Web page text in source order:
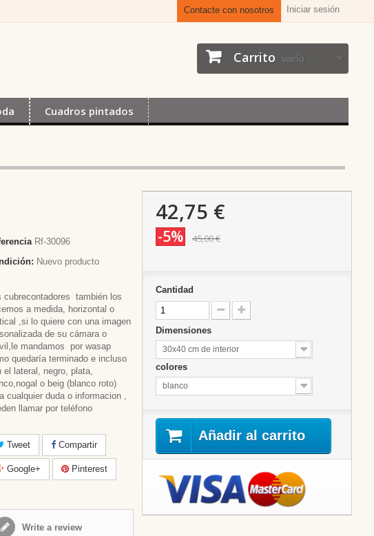
Iniciar sesión
Contacte con nosotros
Carrito vacío
Cuadros pintados
Rf-30096
Nuevo producto
cubrecontadores también los
a medida, horizontal o
,si lo quiere con una imagen
de su cámara o
mandamos por wasap
quedaría terminado e incluso
el lateral, negro, plata,
o beig (blanco roto)
cualquier duda o informacion ,
llamar por teléfono
Tweet Compartir
Google+ Pinterest
Write a review
42,75 €
-5% 45,00 €
Cantidad
Dimensiones
30x40 cm de interior
colores
blanco
Añadir al carrito